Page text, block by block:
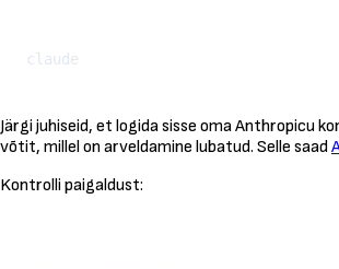
Järgi juhiseid, et logida sisse oma Anthropicu
võtit, millel on arveldamine lubatud. Selle saad
Kontrolli paigaldust: